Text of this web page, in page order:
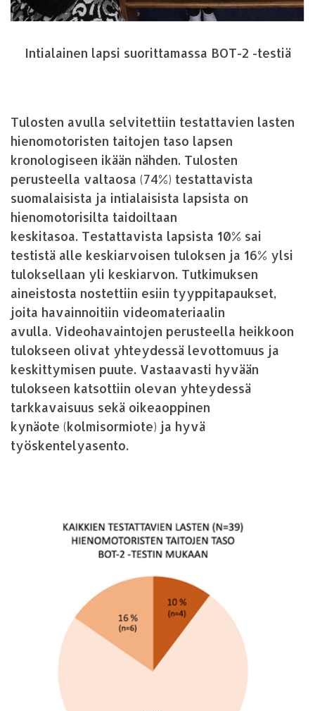
Intialainen lapsi suorittamassa BOT-2 -testiä
Tulosten avulla selvitettiin testattavien lasten
hienomotoristen taitojen taso lapsen
kronologiseen ikään nähden. Tulosten
perusteella valtaosa (74%) testattavista
suomalaisista ja intialaisista lapsista on
hienomotorisilta taidoiltaan
keskitasoa. Testattavista lapsista 10% sai
testistä alle keskiarvoisen tuloksen ja 16% ylsi
tuloksellaan yli keskiarvon. Tutkimuksen
aineistosta nostettiin esiin tyyppitapaukset,
joita havainnoitiin videomateriaalin
avulla. Videohavaintojen perusteella heikkoon
tulokseen olivat yhteydessä levottomuus ja
keskittymisen puute. Vastaavasti hyvään
tulokseen katsottiin olevan yhteydessä
tarkkavaisuus sekä oikeaoppinen
kynäote (kolmisormiote) ja hyvä
työskentelyasento.